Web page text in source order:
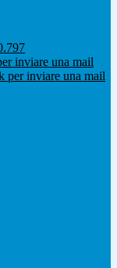
inviare una mail
per inviare una mail